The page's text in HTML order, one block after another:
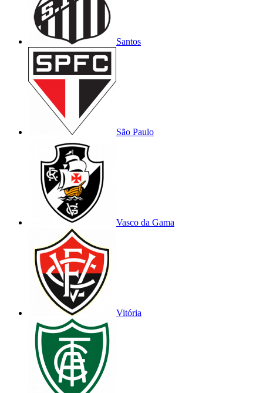
Santos
São Paulo
Vasco da Gama
Vitória